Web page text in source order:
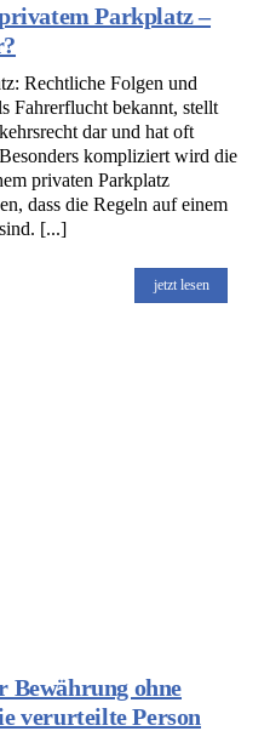
Parkplatz –
Rechtliche Folgen und
Fahrerflucht bekannt, stellt
dar und hat oft
kompliziert wird die
privaten Parkplatz
dass die Regeln auf einem
[...]
jetzt lesen
Bewährung ohne
verurteilte Person